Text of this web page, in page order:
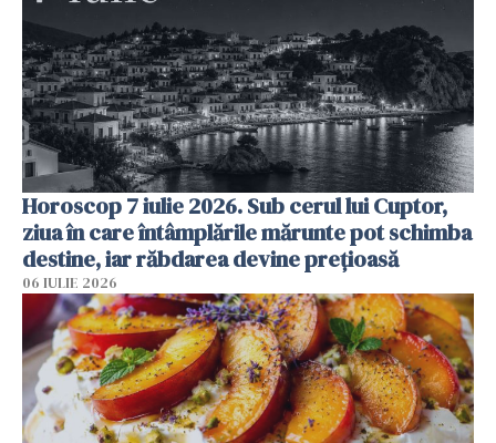
Horoscop 7 iulie 2026. Sub cerul lui Cuptor,
ziua în care întâmplările mărunte pot schimba
destine, iar răbdarea devine prețioasă
06 IULIE 2026